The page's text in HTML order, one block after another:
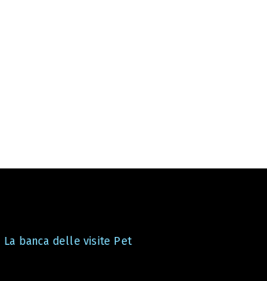
La banca delle visite Pet